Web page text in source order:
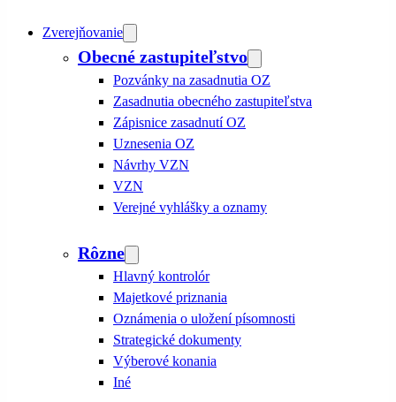
Zverejňovanie
Obecné zastupiteľstvo
Pozvánky na zasadnutia OZ
Zasadnutia obecného zastupiteľstva
Zápisnice zasadnutí OZ
Uznesenia OZ
Návrhy VZN
VZN
Verejné vyhlášky a oznamy
Rôzne
Hlavný kontrolór
Majetkové priznania
Oznámenia o uložení písomnosti
Strategické dokumenty
Výberové konania
Iné